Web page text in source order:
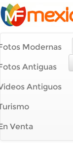
Modernas
Antiguas
Antiguos
Venta